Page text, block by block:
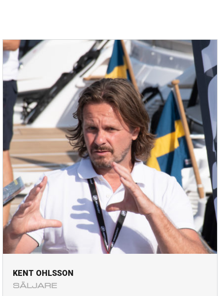
KENT OHLSSON
SÄLJARE